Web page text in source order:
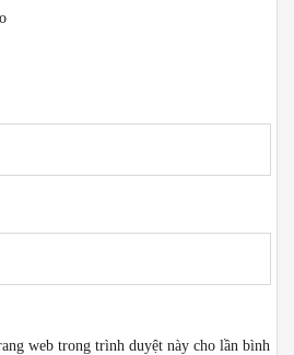
web trong trình duyệt này cho lần bình